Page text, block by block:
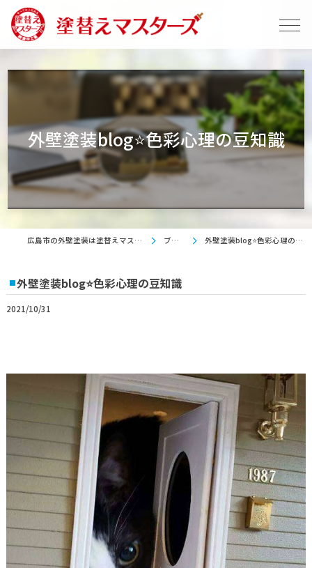
外壁塗装blog⭐色彩心理の豆知識
広島市の外壁塗装は塗替えマスターズ ブログ 外壁塗装blog⭐色彩心理の豆知識
外壁塗装blog⭐色彩心理の豆知識
2021/10/31